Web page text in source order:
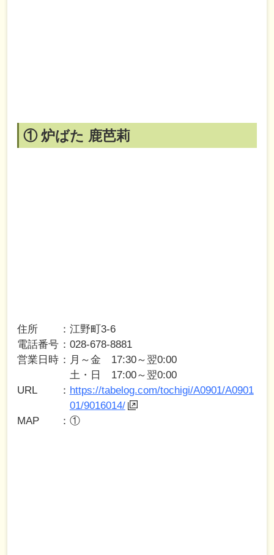
① 炉ばた 鹿芭莉
住所
江野町3-6
電話番号
028-678-8881
営業日時
月～金 17:30～翌0:00
土・日 17:00～翌0:00
URL
https://tabelog.com/tochigi/A0901/A0901
01/9016014/
MAP
①